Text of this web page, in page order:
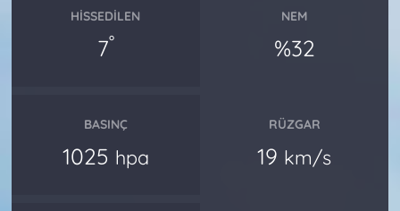
HISSEDILEN
7°
NEM
%32
BASINÇ
1025 hpa
RÜZGAR
19 km/s